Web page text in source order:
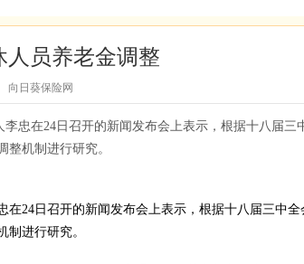
人员养老金调整
向日葵保险网
李忠在24日召开的新闻发布会上表示，根据十八届三
机制进行研究。
24日召开的新闻发布会上表示，根据十八届三中全
制进行研究。